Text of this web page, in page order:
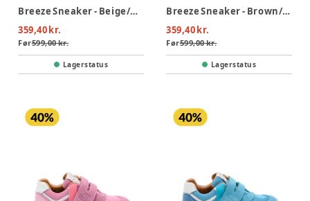
Breeze Sneaker - Beige/Gul
359,40 kr.
Før599,00 kr.
Lagerstatus
Breeze Sneaker - Brown/Yellow
359,40 kr.
Før599,00 kr.
Lagerstatus